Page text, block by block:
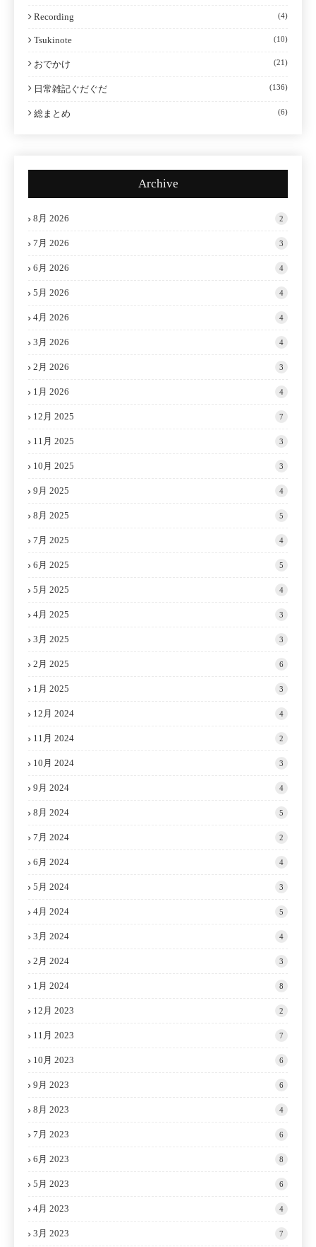
Recording (4)
Tsukinote (10)
おでかけ (21)
日常雑記ぐだぐだ (136)
総まとめ (6)
Archive
8月 2026 2
7月 2026 3
6月 2026 4
5月 2026 4
4月 2026 4
3月 2026 4
2月 2026 3
1月 2026 4
12月 2025 7
11月 2025 3
10月 2025 3
9月 2025 4
8月 2025 5
7月 2025 4
6月 2025 5
5月 2025 4
4月 2025 3
3月 2025 3
2月 2025 6
1月 2025 3
12月 2024 4
11月 2024 2
10月 2024 3
9月 2024 4
8月 2024 5
7月 2024 2
6月 2024 4
5月 2024 3
4月 2024 5
3月 2024 4
2月 2024 3
1月 2024 8
12月 2023 2
11月 2023 7
10月 2023 6
9月 2023 6
8月 2023 4
7月 2023 6
6月 2023 8
5月 2023 6
4月 2023 4
3月 2023 7